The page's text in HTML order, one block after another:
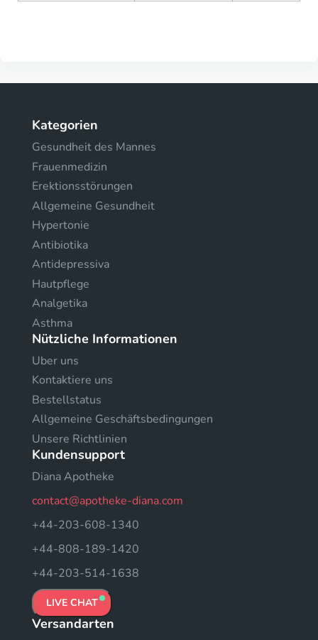
Kategorien
Gesundheit des Mannes
Frauenmedizin
Erektionsstörungen
Allgemeine Gesundheit
Hypertonie
Antibiotika
Antidepressiva
Hautpflege
Analgetika
Asthma
Nützliche Informationen
Uber uns
Kontaktiere uns
Bestellstatus
Allgemeine Geschäftsbedingungen
Unsere Richtlinien
Kundensupport
Diana Apotheke
contact@apotheke-diana.com
+44-203-608-1340
+44-808-189-1420
+44-203-514-1638
LIVE CHAT
Versandarten